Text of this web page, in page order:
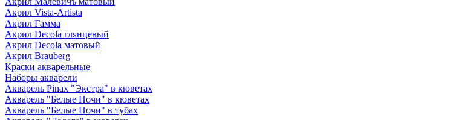
Акрил Vista-Artista
Акрил Гамма
Акрил Decola глянцевый
Акрил Decola матовый
Акрил Brauberg
Краски акварельные
Наборы акварели
Акварель Pinax "Экстра" в кюветах
Акварель "Белые Ночи" в кюветах
Акварель "Белые Ночи" в тубах